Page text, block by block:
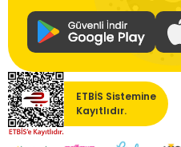
ETBİS Sistemine
Kayıtlıdır.